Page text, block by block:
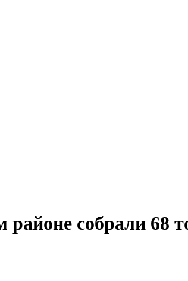
районе собрали 68